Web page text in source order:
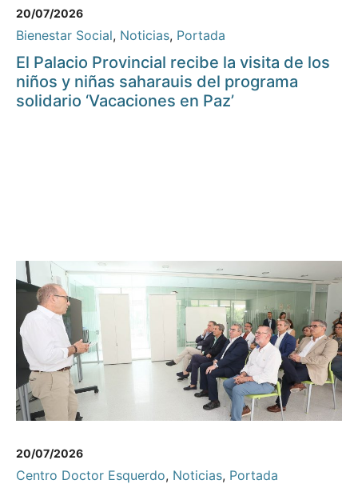
20/07/2026
Bienestar Social, Noticias, Portada
El Palacio Provincial recibe la visita de los
niños y niñas saharauis del programa
solidario ‘Vacaciones en Paz’
20/07/2026
Centro Doctor Esquerdo, Noticias, Portada